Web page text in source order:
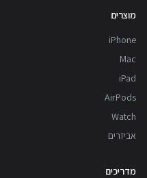
מוצרים
iPhone
Mac
iPad
AirPods
Watch
אביזרים
מדריכים